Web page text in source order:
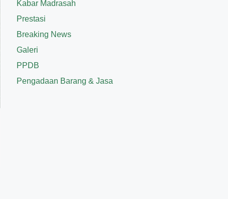
Kabar Madrasah
Prestasi
Breaking News
Galeri
PPDB
Pengadaan Barang & Jasa